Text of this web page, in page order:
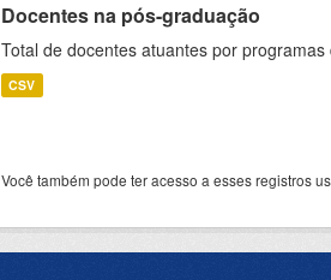
Docentes na pós-graduação
Total de docentes atuantes por
CSV
Você também pode ter acesso a esses registros